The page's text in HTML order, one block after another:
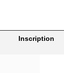
Inscription